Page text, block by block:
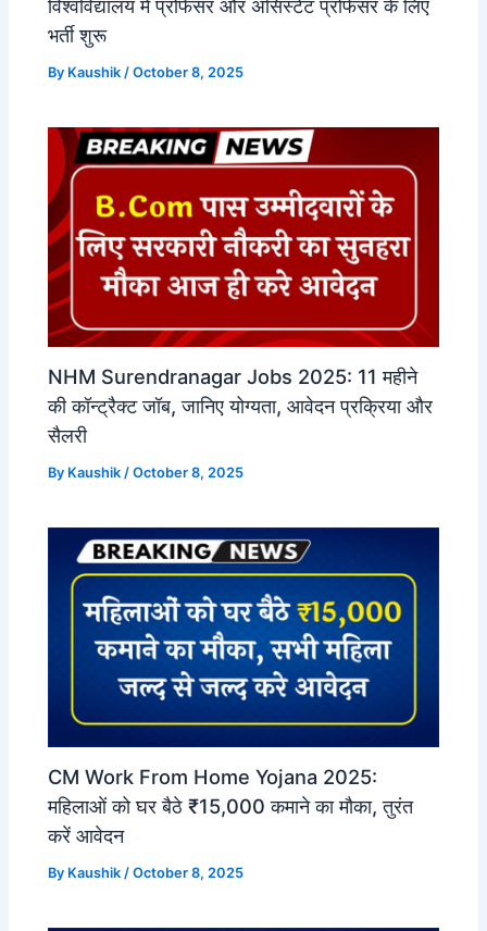
विश्वविद्यालय में प्रोफेसर और असिस्टेंट प्रोफेसर के लिए
भर्ती शुरू
By Kaushik/October 8, 2025
NHM Surendranagar Jobs 2025: 11 महीने
की कॉन्ट्रैक्ट जॉब, जानिए योग्यता, आवेदन प्रक्रिया और
सैलरी
By Kaushik/October 8, 2025
CM Work From Home Yojana 2025:
महिलाओं को घर बैठे ₹15,000 कमाने का मौका, तुरंत
करें आवेदन
By Kaushik/October 8, 2025